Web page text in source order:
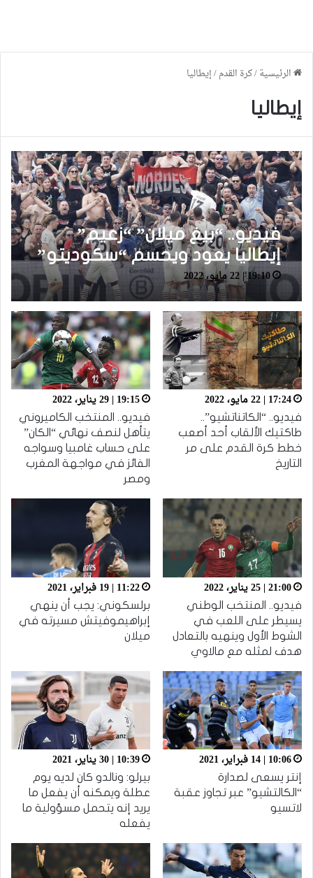
الرئيسية/كرة القدم/إيطاليا
إيطاليا
فيديو.. “بيغ ميلان” “زعيم”
إيطاليا يعود ويحسم “سكوديتو”
لصالحه بعد الإطاحة بساسولو
بثلاثية نظيفة
19:10 | 22 مايو، 2022
17:24 | 22 مايو، 2022
فيديو.. “الكاتناتشيو”..
طاكتيك الألقاب أحد أصعب
خطط كرة القدم على مر
التاريخ
19:15 | 29 يناير، 2022
فيديو.. المنتخب الكاميروني
يتأهل لنصف نهائي “الكان”
على حساب غامبيا وسواجه
الفائز في مواجهة المغرب
ومصر
21:00 | 25 يناير، 2022
فيديو.. المنتخب الوطني
يسيطر على اللعب في
الشوط الأول وينهيه بالتعادل
هدف لمثله مع مالاوي
11:22 | 19 فبراير، 2021
برلسكوني: يجب أن ينهي
إبراهيموفيتش مسيرته في
ميلان
10:06 | 14 فبراير، 2021
إنتر يسعى لصدارة
“الكالتشيو” عبر تجاوز عقبة
لاتسيو
10:39 | 30 يناير، 2021
بيرلو: ونالدو كان لديه يوم
عطلة ويمكنه أن يفعل ما
يريد إنه يتحمل مسؤولية ما
يفعله